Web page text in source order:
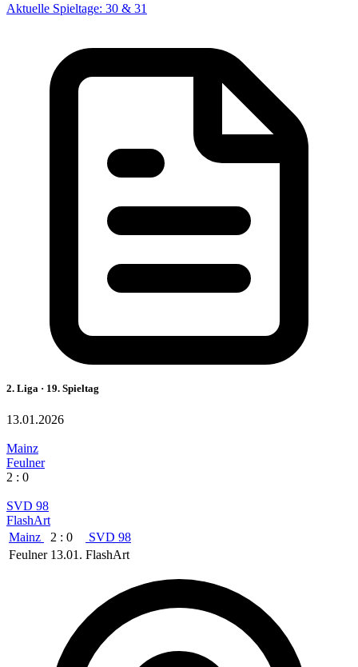
Aktuelle Spieltage: 30 & 31
2. Liga · 19. Spieltag
13.01.2026
Mainz
Feulner
2 : 0
SVD 98
FlashArt
Mainz
2 : 0
SVD 98
Feulner 13.01. FlashArt